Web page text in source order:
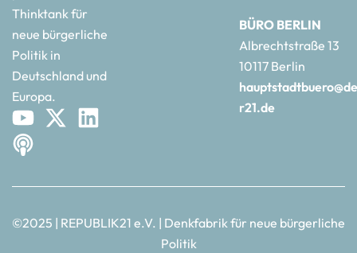
Thinktank für
neue bürgerliche
Politik in
Deutschland und
Europa.
BÜRO BERLIN
Albrechtstraße 13
10117 Berlin
r21.de
©2025 | REPUBLIK21 e.V. | Denkfabrik für neue bürgerliche
Politik